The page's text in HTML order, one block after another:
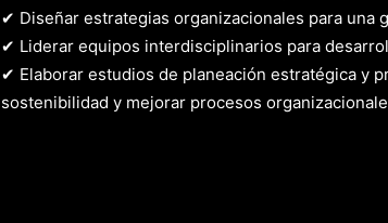
✔ Diseñar estrategias organizacionales para una
✔ Liderar equipos interdisciplinarios para
✔ Elaborar estudios de planeación estratégica y
sostenibilidad y mejorar procesos